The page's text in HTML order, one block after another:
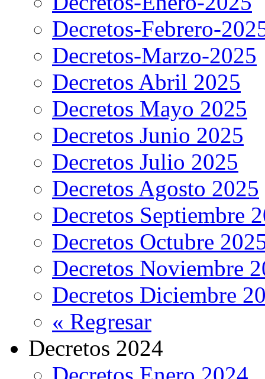
Decretos-Febrero-
Decretos-Marzo-2025
Decretos Abril 2025
Decretos Mayo 2025
Decretos Junio 2025
Decretos Julio 2025
Decretos Agosto 2025
Decretos Septiembre
Decretos Octubre
Decretos Noviembre
Decretos Diciembre
« Regresar
Decretos 2024